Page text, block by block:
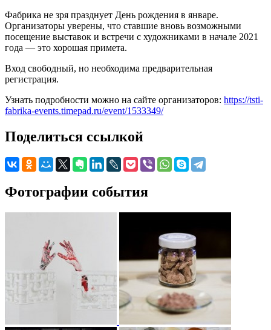
Фабрика не зря празднует День рождения в январе.
Организаторы уверены, что ставшие вновь возможными
посещение выставок и встречи с художниками в начале 2021
года — это хорошая примета.
Вход свободный, но необходима предварительная
регистрация.
Узнать подробности можно на сайте организаторов: https://tsti-
fabrika-events.timepad.ru/event/1533349/
Поделиться ссылкой
Фотографии события